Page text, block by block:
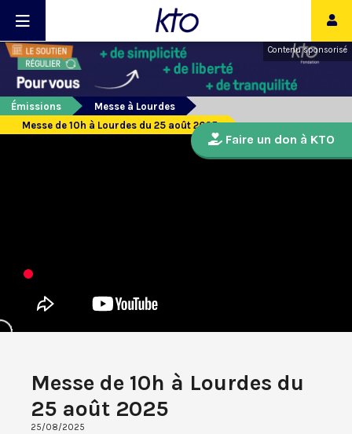
Contenu sponsorisé
Émissions
Messe à Lourdes
Messe de 10h à Lourdes du 25 août 2025
Messe de 10h à Lourdes du
25 août 2025
25/08/2025
Faire un don à KTO